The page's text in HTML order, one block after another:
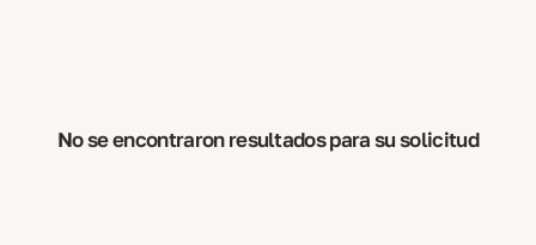
No se encontraron resultados para su solicitud